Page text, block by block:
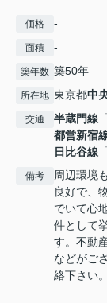
価格 -
面積 -
築年数 築50年
所在地 東京都中
交通 半蔵門線 「
都営新宿
日比谷線 「
備考
周辺環境
良好で、
でいて心
件として
す。不動
などがご
絡下さい。